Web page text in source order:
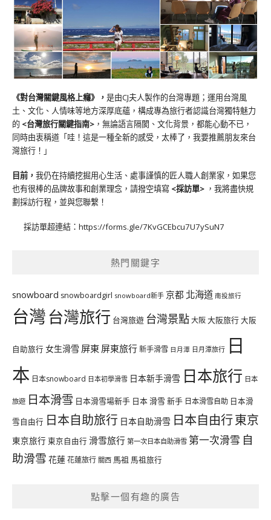
《對台灣關鍵風格上癮》 ， 是由CJ夫人製作的台灣專題；運用台灣風
土、文化、人情味等地方深厚底蘊，構成專為旅行者認識台灣獨特魅力
的 <台灣旅行關鍵指南> ，無論語言隔閡、文化背景，都能心動不已，
同時由衷稱道「哇！這是一種全新的感受，太棒了，我要推薦朋友來台
灣旅行！」
目前， 我仍在持續挖掘用心生活、處事謹慎的匠人職人創業家，如果您
也有很棒的品牌故事和創業理念，請撥空填寫 <採訪單> ，我將盡快規
劃採訪行程，並與您聯繫！
採訪單超連結： https://forms.gle/7KvGCEbcu7U7ySuN7
熱門關鍵字
snowboard snowboardgirl snowboard新手 京都 北海道 南投旅行
台灣台灣旅行 台灣旅遊 台灣景點大阪大阪旅行大阪
自助旅行 女生滑雪 屏東 屏東旅行新手滑雪 日月潭 日月潭旅行 日
本 日本snowboard 日本初學滑雪 日本新手滑雪 日本旅行 日本
旅遊 日本滑雪 日本滑雪場新手 日本 滑雪 新手 日本滑雪自助 日本滑
雪自由行 日本自助旅行 日本自助滑雪 日本自由行東京
東京旅行 東京自由行 滑雪旅行 第一次日本自助滑雪 第一次滑雪 自
助滑雪 花蓮花蓮旅行 關西 馬祖 馬祖旅行
點擊一個有趣的廣告